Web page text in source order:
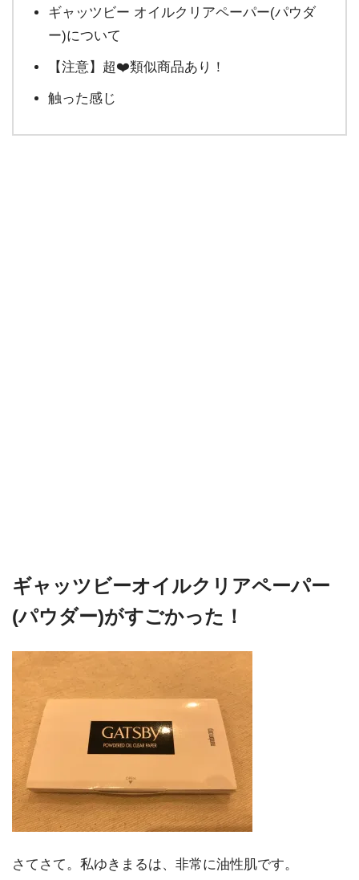
ギャッツビー オイルクリアペーパー(パウダ
ー)について
【注意】超❤️類似商品あり！
触った感じ
ギャッツビーオイルクリアペーパー
(パウダー)がすごかった！
さてさて。私ゆきまるは、非常に油性肌です。